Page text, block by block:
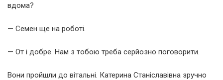
вдома?
— Семен ще на роботі.
— От і добре. Нам з тобою треба серйозно поговорити.
Вони пройшли до вітальні. Катерина Станіславівна зручно